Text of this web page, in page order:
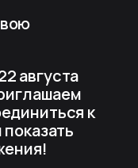
августа
к